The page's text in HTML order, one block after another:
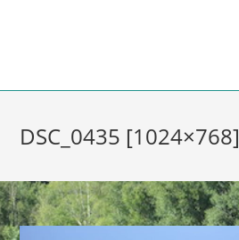
DSC_0435 [1024×768]